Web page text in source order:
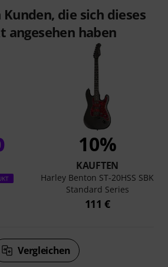
die sich dieses
angesehen haben
10%
KAUFTEN
Harley Benton ST-20HSS SBK
Standard Series
111 €
Vergleichen